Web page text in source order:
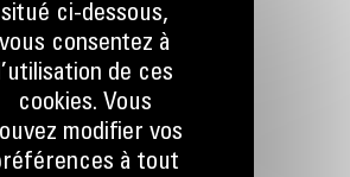
EN CONTACT
situé ci-dessous,
vous consentez à
de ces
cookies. Vous
modifier vos
à tout